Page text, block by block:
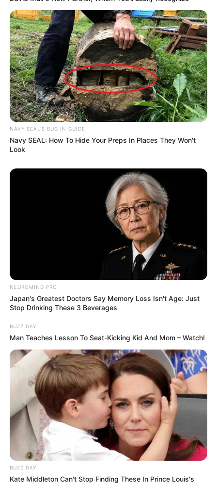
NAVY SEAL'S BUG IN GUIDE
Navy SEAL: How To Hide Your Preps In Places They Won't
Look
NEUROMIND PRO
Japan's Greatest Doctors Say Memory Loss Isn't Age: Just
Stop Drinking These 3 Beverages
BUZZ DAY
Man Teaches Lesson To Seat-Kicking Kid And Mom – Watch!
BUZZ DAY
Kate Middleton Can't Stop Finding These In Prince Louis's